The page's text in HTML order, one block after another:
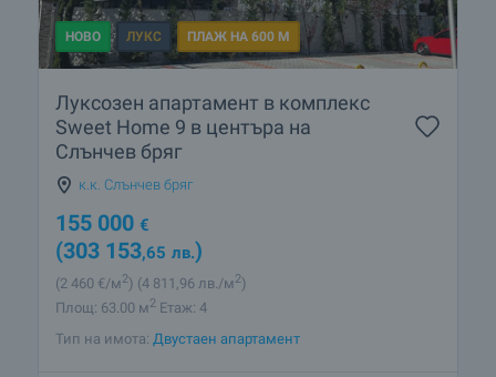
НОВО ЛУКС ПЛАЖ НА 600 М
Луксозен апартамент в комплекс
Sweet Home 9 в центъра на
Слънчев бряг
к.к. Слънчев бряг
155 000 €
(303 153,65 лв.)
(2 460 €/м2) (4 811 ,96 лв./м2)
Площ: 63.00 м2 Етаж: 4
Тип на имота: Двустаен апартамент